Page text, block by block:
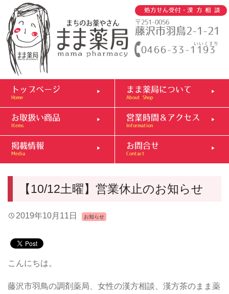
まちのお薬やさん
いいくすり
0466-33-1193
処方せん受付・ 漢方相談
〒251-0056
藤沢市羽鳥2-1-21
トップページ
Home
まま薬局について
About Shop
お取扱い商品
Items
営業時間＆アクセス
Information
掲載情報
Media
お問合せ
Contact
【10/12土曜】営業休止のお知らせ
2019年10月11日 お知らせ
こんにちは。
藤沢市羽鳥の調剤薬局、女性の漢方相談、漢方茶のまま薬